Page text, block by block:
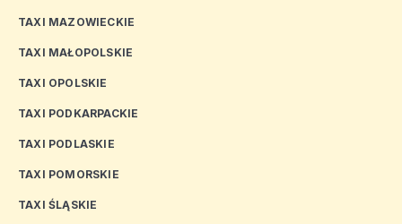
TAXI MAZOWIECKIE
TAXI MAŁOPOLSKIE
TAXI OPOLSKIE
TAXI PODKARPACKIE
TAXI PODLASKIE
TAXI POMORSKIE
TAXI ŚLĄSKIE